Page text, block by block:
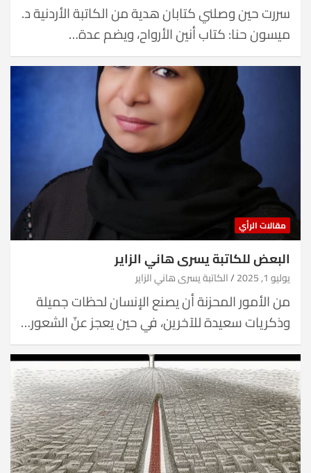
سررت حين وصلني كتابان هدية من الكاتبة الأردنية د.
ميسون حنا: كتاب أنين الأرواح، ويضم عدة…
مقالات الرأي
البعض للكاتبة يسرى هاني الزاير
يوليو 1, 2025 الكاتبة يسرى هاني الزاير
من الأمور المحزنة أن يصنع الإنسان لحظات جميلة
وذكريات سعيدة للآخرين، في حين يعجز عنّ الشعور…